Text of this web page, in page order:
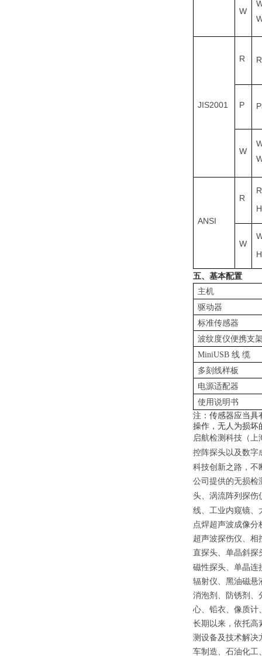
W
JIS2001
R
P
W
ANSI
R
W
五、基本配置
主机
驱动器
标准传感器
波纹度仪便携支
MiniUSB 线 缆
多刻线样板
电源适配器
使用说明书
注：传感器应当具
操作，无人为损坏
启航检测科技（
控阵探头以及数字
科技创新之路，不
公司提供的无损检
头、涡流阵列探伤
线、工业内窥镜、
点焊超声波成像分
超声波探伤仪、相
直探头、单晶斜探
磁性探头、单晶连
辐射仪、黑油磁悬
消泡剂、防锈剂、
心、铅衣、像质计
长期以来，依托高
测设备及技术解决
车制造、石油化工